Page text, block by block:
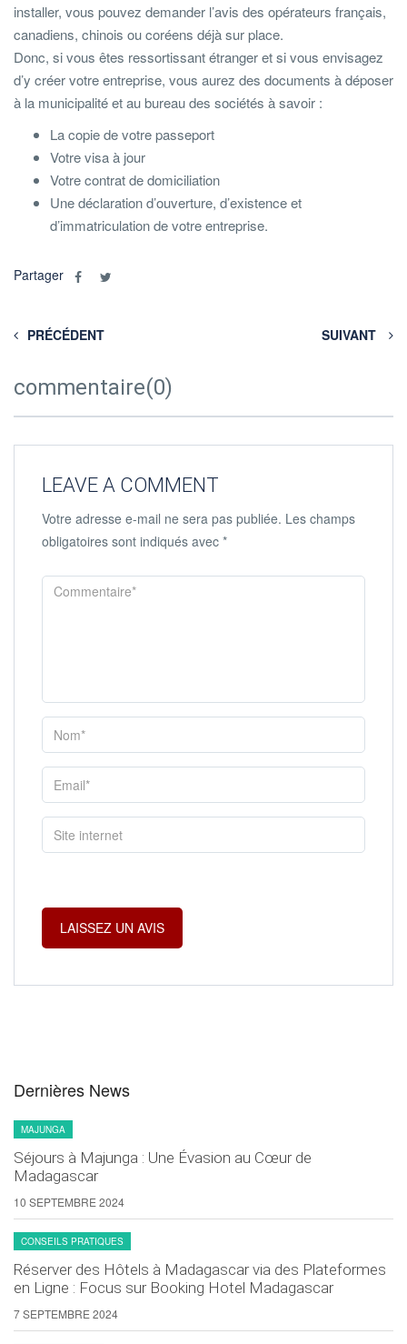
installer, vous pouvez demander l’avis des opérateurs français,
canadiens, chinois ou coréens déjà sur place.
Donc, si vous êtes ressortissant étranger et si vous envisagez
d’y créer votre entreprise, vous aurez des documents à déposer
à la municipalité et au bureau des sociétés à savoir :
La copie de votre passeport
Votre visa à jour
Votre contrat de domiciliation
Une déclaration d’ouverture, d’existence et
d’immatriculation de votre entreprise.
Partager
PRÉCÉDENT SUIVANT
commentaire(0)
LEAVE A COMMENT
Votre adresse e-mail ne sera pas publiée. Les champs
obligatoires sont indiqués avec *
Dernières News
MAJUNGA
Séjours à Majunga : Une Évasion au Cœur de
Madagascar
10 SEPTEMBRE 2024
CONSEILS PRATIQUES
Réserver des Hôtels à Madagascar via des Plateformes
en Ligne : Focus sur Booking Hotel Madagascar
7 SEPTEMBRE 2024